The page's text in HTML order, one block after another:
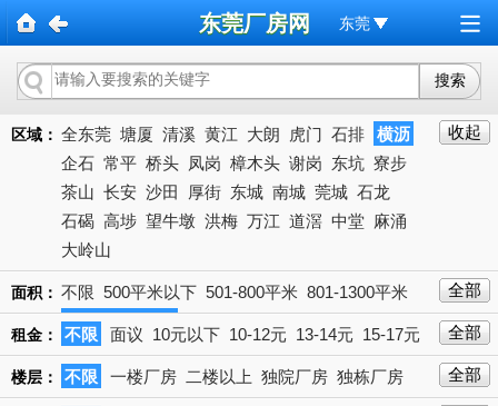
东莞厂房网 东莞
下拉
区域： 全东莞 塘厦 清溪 黄江 大朗 虎门 石排
横沥
企石 常平 桥头 凤岗 樟木头 谢岗 东坑 寮步
茶山 长安 沙田 厚街 东城 南城 莞城 石龙
石碣 高埗 望牛墩 洪梅 万江 道滘 中堂 麻涌
大岭山
收起
面积： 不限 500平米以下 501-800平米 801-1300平米
1301-2000平米
5001-10000平米
全部
租金： 不限 面议 10元以下 10-12元 13-14元 15-17元
18-20元
36-40元
全部
楼层： 不限 一楼厂房 二楼以上 独院厂房 独栋厂房 全部